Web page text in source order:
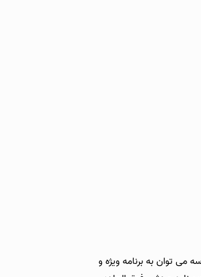
می توان به برنامه ویژه و